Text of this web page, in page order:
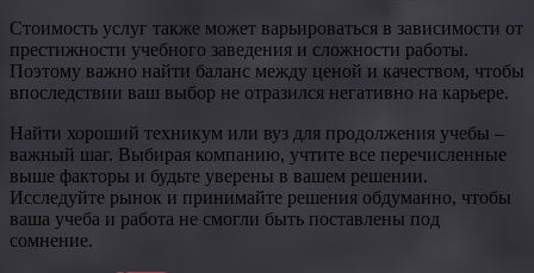
Стоимость услуг также может варьироваться в зависимости от
престижности учебного заведения и сложности работы.
Поэтому важно найти баланс между ценой и качеством, чтобы
впоследствии ваш выбор не отразился негативно на карьере.
Найти хороший техникум или вуз для продолжения учебы –
важный шаг. Выбирая компанию, учтите все перечисленные
выше факторы и будьте уверены в вашем решении.
Исследуйте рынок и принимайте решения обдуманно, чтобы
ваша учеба и работа не смогли быть поставлены под
сомнение.